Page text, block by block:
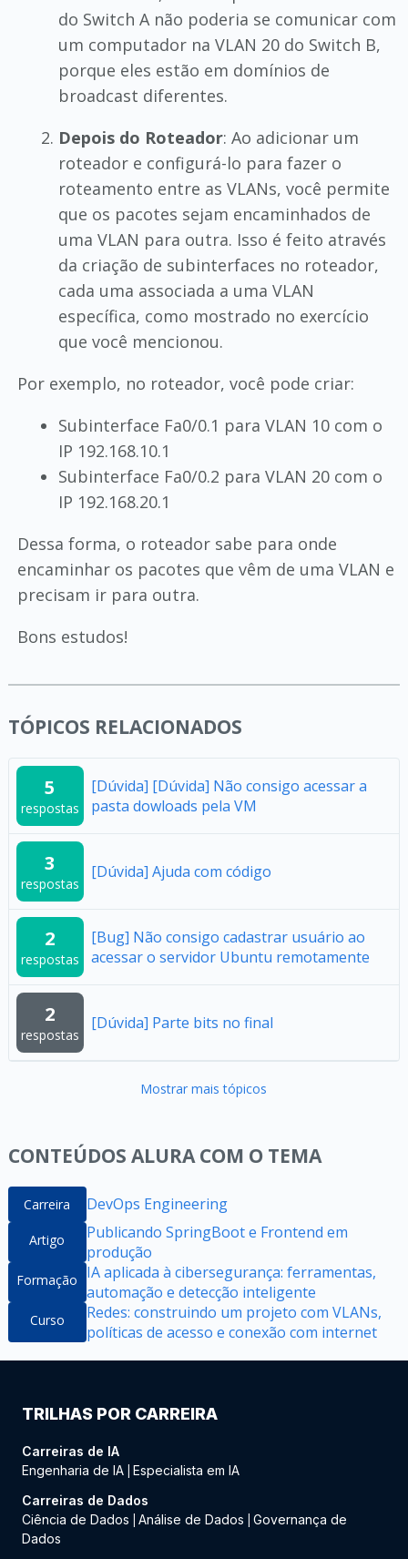
do Switch A não poderia se comunicar com
um computador na VLAN 20 do Switch B,
porque eles estão em domínios de
broadcast diferentes.
Depois do Roteador: Ao adicionar um
roteador e configurá-lo para fazer o
roteamento entre as VLANs, você permite
que os pacotes sejam encaminhados de
uma VLAN para outra. Isso é feito através
da criação de subinterfaces no roteador,
cada uma associada a uma VLAN
específica, como mostrado no exercício
que você mencionou.
Por exemplo, no roteador, você pode criar:
Subinterface Fa0/0.1 para VLAN 10 com o
IP 192.168.10.1
Subinterface Fa0/0.2 para VLAN 20 com o
IP 192.168.20.1
Dessa forma, o roteador sabe para onde
encaminhar os pacotes que vêm de uma VLAN e
precisam ir para outra.
Bons estudos!
TÓPICOS RELACIONADOS
5
respostas
[Dúvida] [Dúvida] Não consigo acessar a
pasta dowloads pela VM
3
respostas
[Dúvida] Ajuda com código
2
respostas
[Bug] Não consigo cadastrar usuário ao
acessar o servidor Ubuntu remotamente
2
respostas
[Dúvida] Parte bits no final
Mostrar mais tópicos
CONTEÚDOS ALURA COM O TEMA
Carreira DevOps Engineering
Artigo
Publicando SpringBoot e Frontend em
produção
Formação IA aplicada à cibersegurança: ferramentas,
automação e detecção inteligente
Curso
Redes: construindo um projeto com VLANs,
políticas de acesso e conexão com internet
TRILHAS POR CARREIRA
Carreiras de IA
Engenharia de IA Especialista em IA
Carreiras de Dados
Ciência de Dados
Análise de Dados
Governança de
Dados